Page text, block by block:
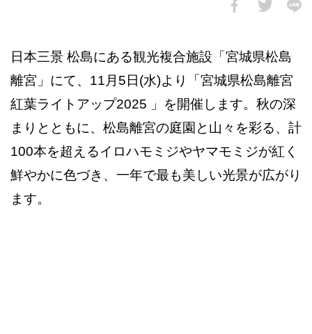
日本三景 松島にある観光複合施設「宮城県松島
離宮」にて、11月5日(水)より「宮城県松島離宮
紅葉ライトアップ2025 」を開催します。秋の深
まりとともに、松島離宮の庭園と山々を彩る、計
100本を超えるイロハモミジやヤマモミジが紅く
鮮やかに色づき、一年で最も美しい光景が広がり
ます。